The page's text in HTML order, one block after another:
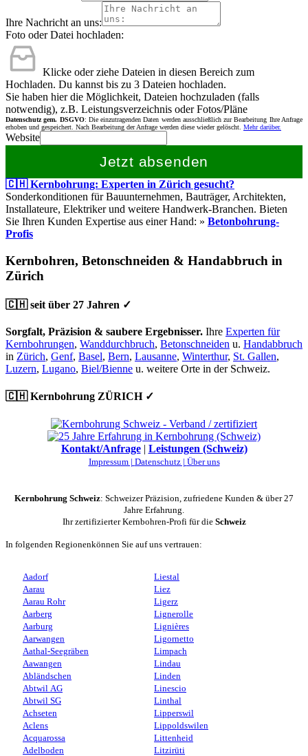
Ihre Nachricht an uns:
Foto oder Datei hochladen:
Klicke oder ziehe Dateien in diesen Bereich zum
Hochladen. Du kannst bis zu 3 Dateien hochladen.
Sie haben hier die Möglichkeit, Dateien hochzuladen (falls
notwendig), z.B. Leistungsverzeichnis oder Fotos/Pläne
Datenschutz gem. DSGVO: Die einzutragenden Daten werden ausschließlich zur Bearbeitung Ihre Anfrage
erhoben und gespeichert. Nach Bearbeitung der Anfrage werden diese wieder gelöscht. Mehr darüber.
Website
Jetzt absenden
🇨🇭 Kernbohrung: Experten in Zürich gesucht?
Sonderkonditionen für Bauunternehmen, Bauträger, Architekten,
Installateure, Elektriker und weitere Handwerk-Branchen. Bieten
Sie Ihren Kunden Expertise aus einer Hand: » Betonbohrung-
Profis
Kernbohren, Betonschneiden & Handabbruch in
Zürich
🇨🇭 seit über 27 Jahren ✓
Sorgfalt, Präzision & saubere Ergebnisser. Ihre Experten für
Kernbohrungen, Wanddurchbruch, Betonschneiden u. Handabbruch
in Zürich, Genf, Basel, Bern, Lausanne, Winterthur, St. Gallen,
Luzern, Lugano, Biel/Bienne u. weitere Orte in der Schweiz.
🇨🇭 Kernbohrung ZÜRICH ✓
Kontakt/Anfrage| Leistungen (Schweiz)
Impressum | Datenschutz | Über uns
Kernbohrung Schweiz: Schweizer Präzision, zufriedene Kunden & über 27
Jahre Erfahrung.
Ihr zertifizierter Kernbohren-Profi für die Schweiz
In folgenden Regionenkönnen Sie auf uns vertrauen:
Aadorf
Aarau
Aarau Rohr
Aarberg
Aarburg
Aarwangen
Aathal-Seegräben
Aawangen
Abländschen
Abtwil AG
Abtwil SG
Achseten
Aclens
Acquarossa
Adelboden
Liestal
Liez
Ligerz
Lignerolle
Lignières
Ligornetto
Limpach
Lindau
Linden
Linescio
Linthal
Lipperswil
Lippoldswilen
Littenheid
Litzirüti